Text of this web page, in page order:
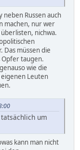
neben Russen auch
machen, nur wer
nichwa.
Das müssen die
Opfer taugen.
wie die
Leuten
um
kann man nicht